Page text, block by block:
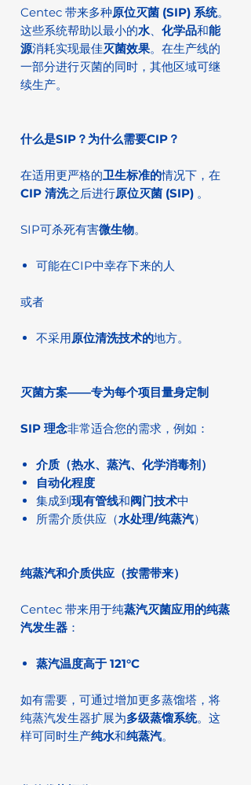
Centec 带来多种原位灭菌 (SIP) 系统。
这些系统帮助以最小的水、 化学品和能
源消耗实现最佳灭菌效果。在生产线的
一部分进行灭菌的同时，其他区域可继
续生产。
什么是SIP？为什么需要CIP？
在适用更严格的卫生标准的情况下，在
CIP 清洗之后进行原位灭菌 (SIP) 。
SIP可杀死有害微生物。
可能在CIP中幸存下来的人
或者
不采用原位清洗技术的地方。
灭菌方案——专为每个项目量身定制
SIP 理念非常适合您的需求，例如：
介质（热水、蒸汽、化学消毒剂）
自动化程度
集成到现有管线和阀门技术中
所需介质供应（水处理/纯蒸汽）
纯蒸汽和介质供应（按需带来）
Centec 带来用于纯蒸汽灭菌应用的纯蒸
汽发生器 ：
蒸汽温度高于 121°C
如有需要，可通过增加更多蒸馏塔，将
纯蒸汽发生器扩展为多级蒸馏系统。这
样可同时生产纯水和纯蒸汽。